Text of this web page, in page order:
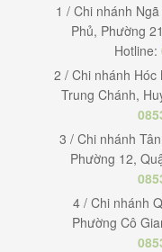
1 / Chi nhánh
Phủ, Phường
Hotline:
2 / Chi nhánh
Trung Chánh,
3 / Chi nhánh
Phường 12,
4 / Chi nhánh
Phường Cô